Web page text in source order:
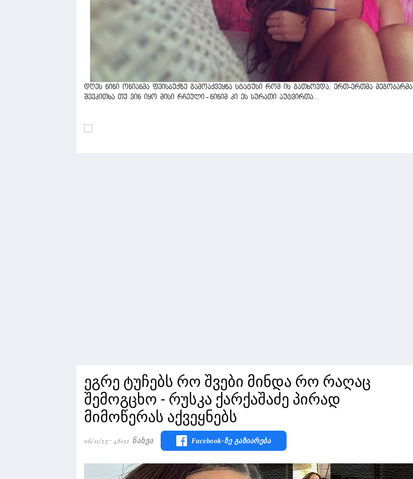
დღეს ნინი ონიანმა ფეისბუქზე გამოაქვეყნა სტატუსი რომ ის გათხოვდა, ერთ-ერთმა მეგობარმა
შეეკითხა თუ ვინ იყო მისი რჩეული - ნინიმ კი ეს სურათი აუტვირთა...
ეგრე ტუჩებს რო შვები მინდა რო რაღაც
შემოგცხო - რუსკა ქარქაშაძე პირად
მიმოწერას აქვეყნებს
06/11/23 48122 Ნახვა Facebook-Ზე Გაზიარება